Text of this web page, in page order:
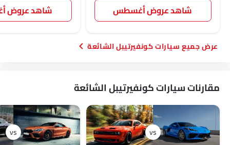
شاهد عروض أغسطس شاهد عروض
سيارات كونفيرتيبل الشائعة
مقارنات سيارات كونفيرتيبل الشائعة